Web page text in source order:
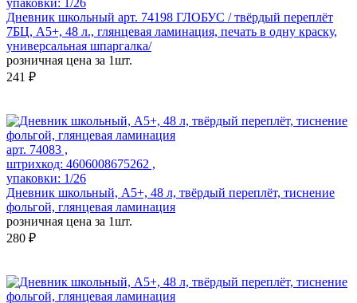
упаковки: 1/26
Дневник школьный арт. 74198 ГЛОБУС / твёрдый переплёт
7БЦ, А5+, 48 л., глянцевая ламинация, печать в одну краску,
универсальная шпаргалка/
розничная цена за 1шт.
241 ₽
арт. 74083 ,
штрихкод: 4606008675262 ,
упаковки: 1/26
Дневник школьный, А5+, 48 л, твёрдый переплёт, тиснение
фольгой, глянцевая ламинация
розничная цена за 1шт.
280 ₽